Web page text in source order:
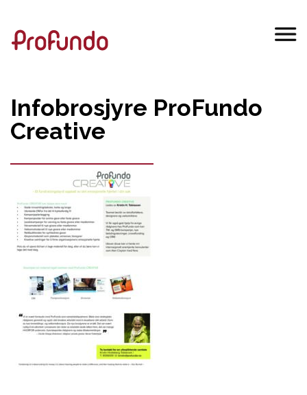
Infobrosjyre ProFundo
Creative